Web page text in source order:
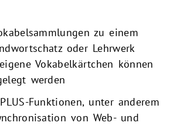
zu einem
oder Lehrwerk
Vokabelkärtchen können
werden
Funktionen, unter anderem
von Web- und